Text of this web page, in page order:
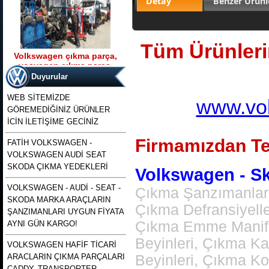
Volkswagen çıkma parça,
vosvagen çıkma parça,
wosvagen çıkma parça,
woswagen çıkma parça, vw
çıkma p
Ürün Kodu : t5 kasa transporter 2500 tdı
130 beygirlik çıkma motor
t5 kasa transporter 2500 tdı
130 beygirlik çıkma motor
2000 2001 2002 modellere uyumlu
çıkma merkezi kilit pompası , polo
merkezi kilit motoru, polo classıc ve
heşbekler icin merkezi kilit kontrol
pompası
Duyurular
WEB SİTEMİZDE
GÖREMEDİĞİNİZ ÜRÜNLER
İCİN İLETİŞİME GECİNİZ
FATİH VOLKSWAGEN -
VOLKSWAGEN AUDİ SEAT
SKODA ÇIKMA YEDEKLERİ
VOLKSWAGEN - AUDİ - SEAT -
SKODA MARKA ARAÇLARIN
ŞANZIMANLARI UYGUN FİYATA
AYNI GÜN KARGO!
VOLKSWAGEN HAFİF TİCARİ
ARACLARIN ÇIKMA PARÇALARI
Tüm
Firmamızdan
Volkswagen -
Çıkma
Çıkma
Çıkma Emme
Beyinleri, Çıkma
Beyinleri, Çıkma